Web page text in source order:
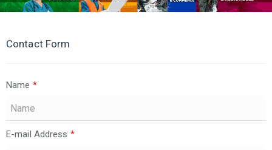
Contact Form
Name *
E-mail Address *